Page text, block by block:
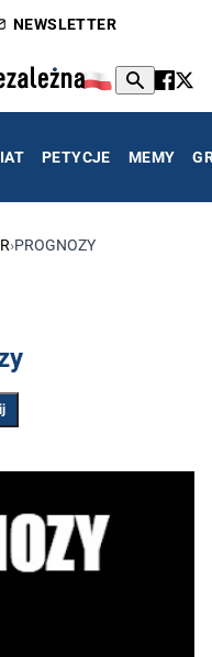
NEWSLETTER
PETYCJE MEMY
›PROGNOZY